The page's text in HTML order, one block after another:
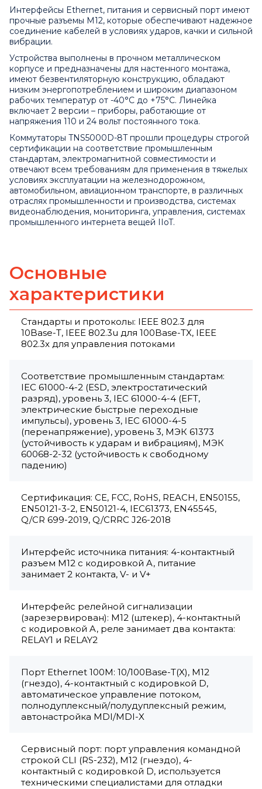
Интерфейсы Ethernet, питания и сервисный порт имеют
прочные разъемы M12, которые обеспечивают надежное
соединение кабелей в условиях ударов, качки и сильной
вибрации.
Устройства выполнены в прочном металлическом
корпусе и предназначены для настенного монтажа,
имеют безвентиляторную конструкцию, обладают
низким энергопотреблением и широким диапазоном
рабочих температур от -40°С до +75°С. Линейка
включает 2 версии – приборы, работающие от
напряжения 110 и 24 вольт постоянного тока.
Коммутаторы TNS5000D-8T прошли процедуры строгой
сертификации на соответствие промышленным
стандартам, электромагнитной совместимости и
отвечают всем требованиям для применения в тяжелых
условиях эксплуатации на железнодорожном,
автомобильном, авиационном транспорте, в различных
отраслях промышленности и производства, системах
видеонаблюдения, мониторинга, управления, системах
промышленного интернета вещей IIoT.
Основные
характеристики
Стандарты и протоколы: IEEE 802.3 для
10Base-T, IEEE 802.3u для 100Base-TX, IEEE
802.3x для управления потоками
Соответствие промышленным стандартам:
IEC 61000-4-2 (ESD, электростатический
разряд), уровень 3, IEC 61000-4-4 (EFT,
электрические быстрые переходные
импульсы), уровень 3, IEC 61000-4-5
(перенапряжение), уровень 3, МЭК 61373
(устойчивость к ударам и вибрациям), МЭК
60068-2-32 (устойчивость к свободному
падению)
Сертификация: CE, FCC, RoHS, REACH, EN50155,
EN50121-3-2, EN50121-4, IEC61373, EN45545,
Q/CR 699-2019, Q/CRRC J26-2018
Интерфейс источника питания: 4-контактный
разъем M12 с кодировкой A, питание
занимает 2 контакта, V- и V+
Интерфейс релейной сигнализации
(зарезервирован): M12 (штекер), 4-контактный
с кодировкой A, реле занимает два контакта:
RELAY1 и RELAY2
Порт Ethernet 100M: 10/100Base-T(X), M12
(гнездо), 4-контактный с кодировкой D,
автоматическое управление потоком,
полнодуплексный/полудуплексный режим,
автонастройка MDI/MDI-X
Сервисный порт: порт управления командной
строкой CLI (RS-232), M12 (гнездо), 4-
контактный с кодировкой D, используется
техническими специалистами для отладки